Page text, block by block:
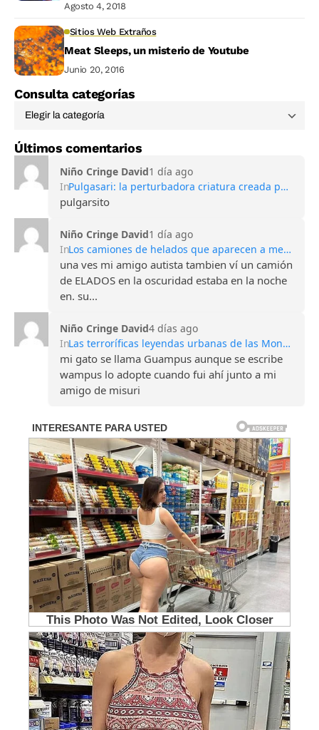
Agosto 4, 2018
Sitios Web Extraños
Meat Sleeps, un misterio de Youtube
Junio 20, 2016
Consulta categorías
Últimos comentarios
Niño Cringe David1 día ago
In
Pulgasari: la perturbadora criatura creada por Corea del Norte para competir con Godzilla
pulgarsito
Niño Cringe David1 día ago
In
Los camiones de helados que aparecen a medianoche: la oscura leyenda de los niños desaparecidos
una ves mi amigo autista tambien ví un camión
de ELADOS en la oscuridad estaba en la noche
en. su...
Niño Cringe David4 días ago
In
Las terroríficas leyendas urbanas de las Montañas Apalaches
mi gato se llama Guampus aunque se escribe
wampus lo adopte cuando fui ahí junto a mi
amigo de misuri